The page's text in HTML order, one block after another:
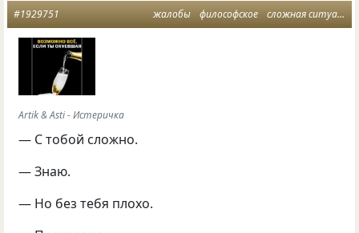
жалобы философское сложная ситуация
#1929751
Artik & Asti - Истеричка
— С тобой сложно.
— Знаю.
— Но без тебя плохо.